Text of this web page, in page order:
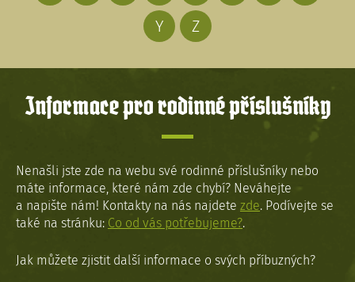
Y
Z
Informace pro rodinné příslušníky
Nenašli jste zde na webu své rodinné příslušníky nebo
máte informace, které nám zde chybí? Neváhejte
a napište nám! Kontakty na nás najdete zde. Podívejte se
také na stránku: Co od vás potřebujeme?.
Jak můžete zjistit další informace o svých příbuzných?